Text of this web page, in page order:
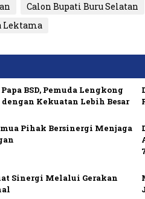
Calon Bupati Buru Selatan
Lektama
BSD, Pemuda Lengkong
Kekuatan Lebih Besar
Pihak Bersinergi Menjaga
Sinergi Melalui Gerakan